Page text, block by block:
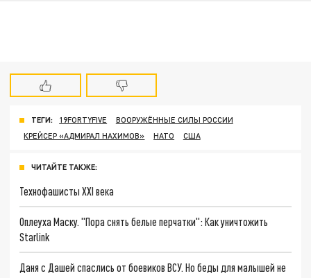
ТЕГИ: 19FORTYFIVE
ВООРУЖЁННЫЕ СИЛЫ РОССИИ
КРЕЙСЕР «АДМИРАЛ НАХИМОВ»
НАТО США
ЧИТАЙТЕ ТАКЖЕ:
Технофашисты XXI века
Оплеуха Маску. "Пора снять белые перчатки": Как уничтожить
Starlink
Даня с Дашей спаслись от боевиков ВСУ. Но беды для малышей не